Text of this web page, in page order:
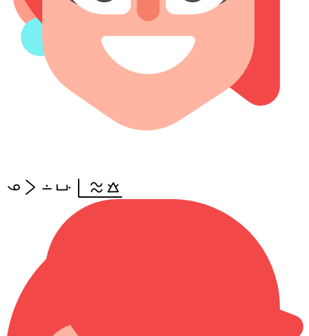
ona li lon poka pi(telo walo)